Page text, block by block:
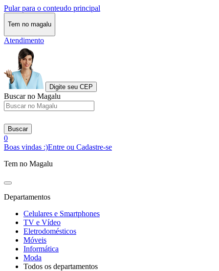
Pular para o conteudo principal
Tem no magalu
Atendimento
Digite seu CEP
Buscar no Magalu
Buscar
0
Boas vindas :)Entre ou Cadastre-se
Tem no Magalu
Departamentos
Celulares e Smartphones
TV e Vídeo
Eletrodomésticos
Móveis
Informática
Moda
Todos os departamentos